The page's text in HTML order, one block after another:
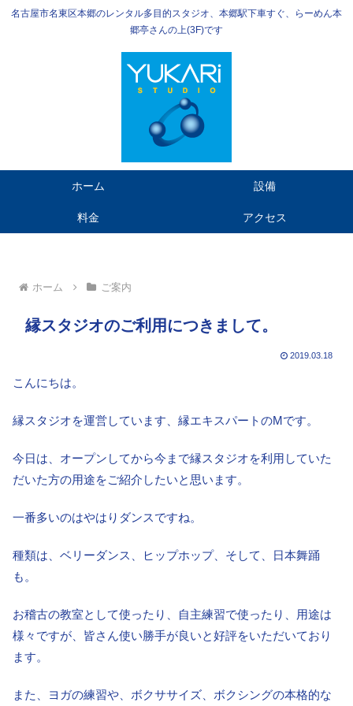
名古屋市名東区本郷のレンタル多目的スタジオ、本郷駅下車すぐ、らーめん本
郷亭さんの上(3F)です
ホーム 設備
料金 アクセス
ホーム ご案内
縁スタジオのご利用につきまして。
2019.03.18
こんにちは。
縁スタジオを運営しています、縁エキスパートのMです。
今日は、オープンしてから今まで縁スタジオを利用していた
だいた方の用途をご紹介したいと思います。
一番多いのはやはりダンスですね。
種類は、ベリーダンス、ヒップホップ、そして、日本舞踊
も。
お稽古の教室として使ったり、自主練習で使ったり、用途は
様々ですが、皆さん使い勝手が良いと好評をいただいており
ます。
また、ヨガの練習や、ボクササイズ、ボクシングの本格的な